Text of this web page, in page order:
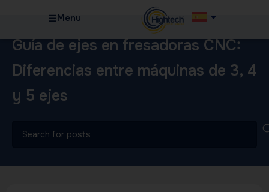
Menu
Guía de ejes en fresadoras CNC:
Diferencias entre máquinas de 3, 4
y 5 ejes